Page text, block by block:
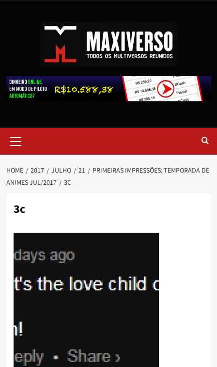
HOME 2017 JULHO 21
PRIMEIRAS IMPRESSÕES: TEMPORADA DE
ANIMES JUL/2017
3C
3c